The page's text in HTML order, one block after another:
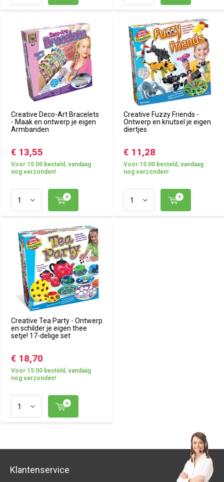
Creative Deco-Art Bracelets
- Maak en ontwerp je eigen
Armbanden
€ 13,55
Voor 15:00 besteld, vandaag
nog verzonden!
Creative Fuzzy Friends -
Ontwerp en knutsel je eigen
diertjes
€ 11,28
Voor 15:00 besteld, vandaag
nog verzonden!
Creative Tea Party - Ontwerp
en schilder je eigen thee
setje! 17-delige set
€ 18,70
Voor 15:00 besteld, vandaag
nog verzonden!
Klantenservice